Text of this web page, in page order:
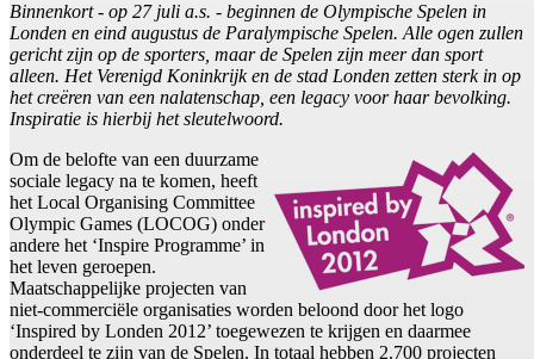
Binnenkort - op 27 juli a.s. - beginnen de Olympische Spelen in
Londen en eind augustus de Paralympische Spelen. Alle ogen zullen
gericht zijn op de sporters, maar de Spelen zijn meer dan sport
alleen. Het Verenigd Koninkrijk en de stad Londen zetten sterk in op
het creëren van een nalatenschap, een legacy voor haar bevolking.
Inspiratie is hierbij het sleutelwoord.
Om de belofte van een duurzame
sociale legacy na te komen, heeft
het Local Organising Committee
Olympic Games (LOCOG) onder
andere het ‘Inspire Programme’ in
het leven geroepen.
Maatschappelijke projecten van
niet-commerciële organisaties worden beloond door het logo
‘Inspired by Londen 2012’ toegewezen te krijgen en daarmee
onderdeel te zijn van de Spelen. In totaal hebben 2.700 projecten